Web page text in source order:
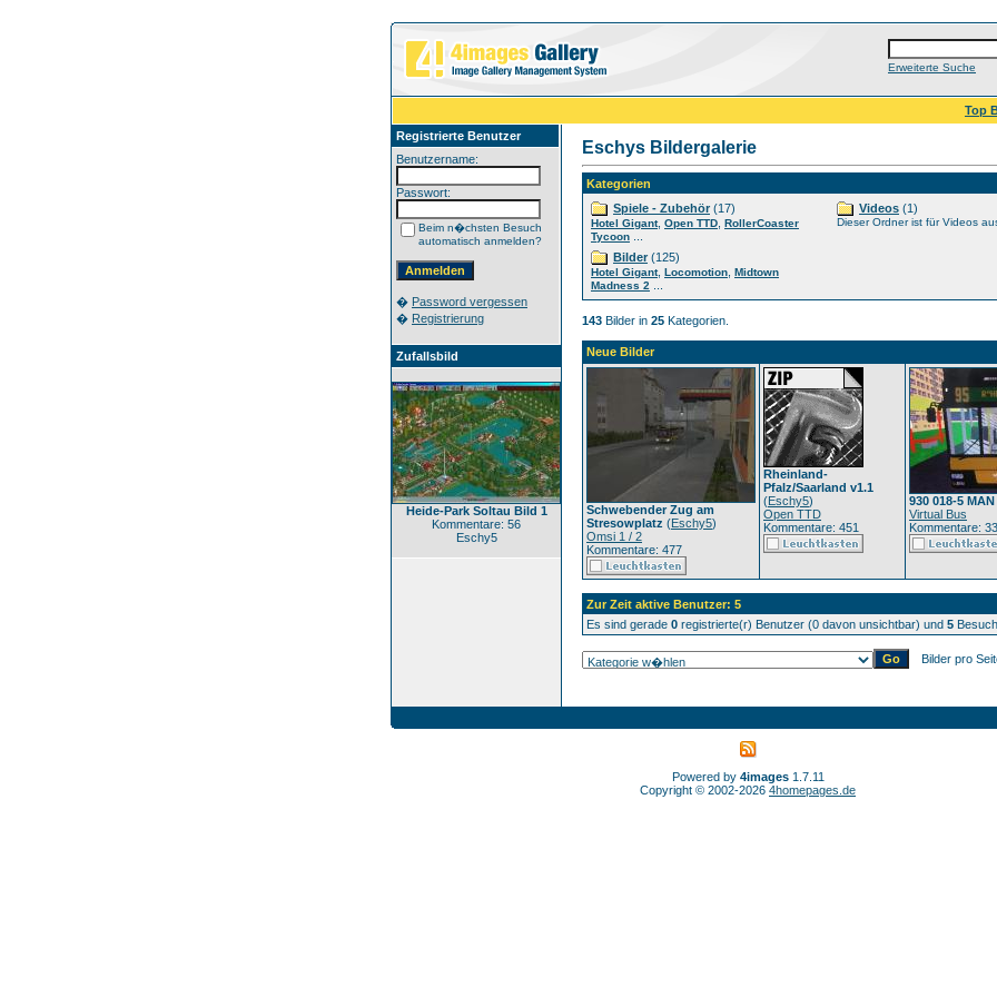
Erweiterte Suche
Top
Registrierte Benutzer
Benutzername:
Passwort:
Beim n�chsten Besuch
automatisch anmelden?
� Password vergessen
� Registrierung
Zufallsbild
Heide-Park Soltau Bild 1
Kommentare: 56
Eschy5
Eschys Bildergalerie
Kategorien
Spiele - Zubehör(17)
Hotel Gigant, Open TTD RollerCoaster
Tycoon
Bilder(125)
Hotel Gigant, Locomotion Midtown
Madness 2
Videos (1)
Dieser Ordner ist für Videos
143 Bilder in 25 Kategorien.
Neue Bilder
Schwebender Zug am
Stresowplatz (Eschy5)
Omsi 1 / 2
Kommentare: 477
Rheinland-
Pfalz/Saarland v1.1
(Eschy5)
Open TTD
Kommentare: 451
930 018-5 MAN
Virtual Bus
Kommentare:
Zur Zeit aktive Benutzer: 5
Es sind gerade 0 registrierte(r) Benutzer (0 davon unsichtbar) und 5
Bilder pro
Powered by 4images1.7.11
Copyright © 2002-2026 4homepages.de